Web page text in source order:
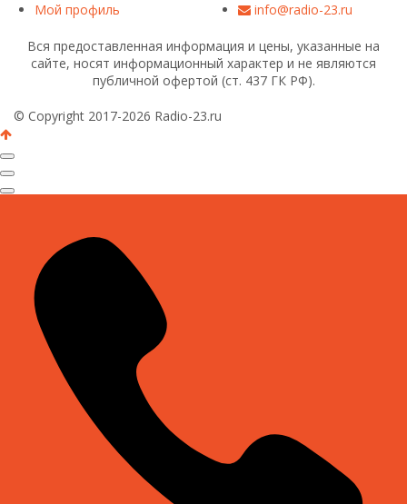
Мой профиль
info@radio-23.ru
Вся предоставленная информация и цены, указанные на
сайте, носят информационный характер и не являются
публичной офертой (ст. 437 ГК РФ).
© Copyright 2017-2026 Radio-23.ru